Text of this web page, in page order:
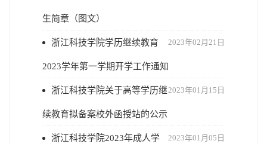
生简章（图文）
2023年02月21日
浙江科技学院学历继续教育
2023学年第一学期开学工作通知
2023年01月15日
浙江科技学院关于高等学历继
续教育拟备案校外函授站的公示
2023年01月05日
浙江科技学院2023年成人学